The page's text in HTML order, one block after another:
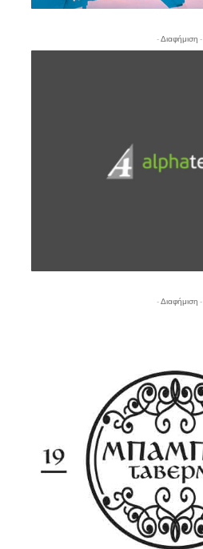
- Διαφήμιση -
- Διαφήμιση -